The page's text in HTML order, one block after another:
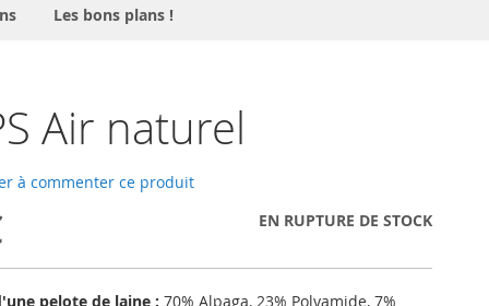
Les bons plans !
Air naturel
à commenter ce produit
EN RUPTURE DE STOCK
pelote de laine : 70% Alpaga, 23% Polyamide, 7%